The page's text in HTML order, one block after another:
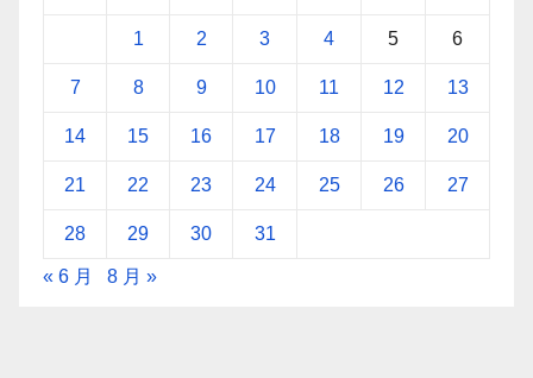
1 2 3 4 5 6
7 8 9 10 11 12 13
14 15 16 17 18 19 20
21 22 23 24 25 26 27
28 29 30 31
« 6 月 8 月 »